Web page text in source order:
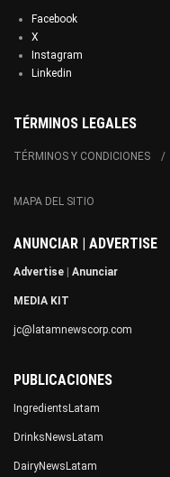
Facebook
X
Instagram
Linkedin
TÉRMINOS LEGALES
TÉRMINOS Y CONDICIONES
MAPA DEL SITIO
ANUNCIAR | ADVERTISE
Advertise | Anunciar
MEDIA KIT
jc@latamnewscorp.com
PUBLICACIONES
IngredientsLatam
DrinksNewsLatam
DairyNewsLatam